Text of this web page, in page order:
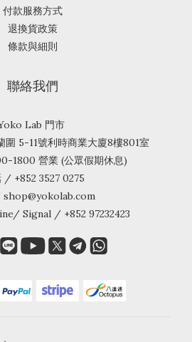
付款服務方式
退換貨政策
條款與細則
聯絡我們
Lab 門市
圍 5-11號利時商業大廈8樓801室
1800 營業 (公眾假期休息)
/ +852 3527 0275
Signal / +852 97232423